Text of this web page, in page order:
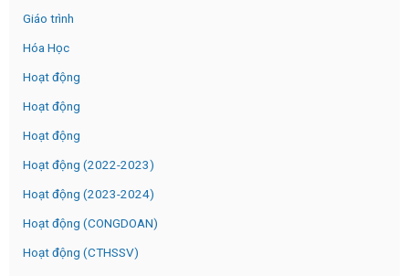
Giáo trình
Hóa Học
Hoạt động
Hoạt động
Hoạt động
Hoạt động (2022-2023)
Hoạt động (2023-2024)
Hoạt động (CONGDOAN)
Hoạt động (CTHSSV)